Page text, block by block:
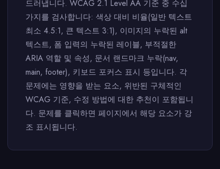
드러냅니다. WCAG 2.1 Level AA 기준 중 수십
가지를 검사합니다: 색상 대비 비율(일반 텍스트
최소 4.5:1, 큰 텍스트 3:1), 이미지의 누락된 alt
텍스트, 폼 입력의 누락된 레이블, 부적절한
ARIA 역할 및 속성, 문서 랜드마크 누락(nav,
main, footer), 키보드 포커스 표시 등입니다. 각
문제에는 영향을 받는 요소, 위반된 구체적인
WCAG 기준, 수정 방법에 대한 추천이 포함됩니
다. 문제를 클릭하면 페이지에서 해당 요소가 강
조 표시됩니다.